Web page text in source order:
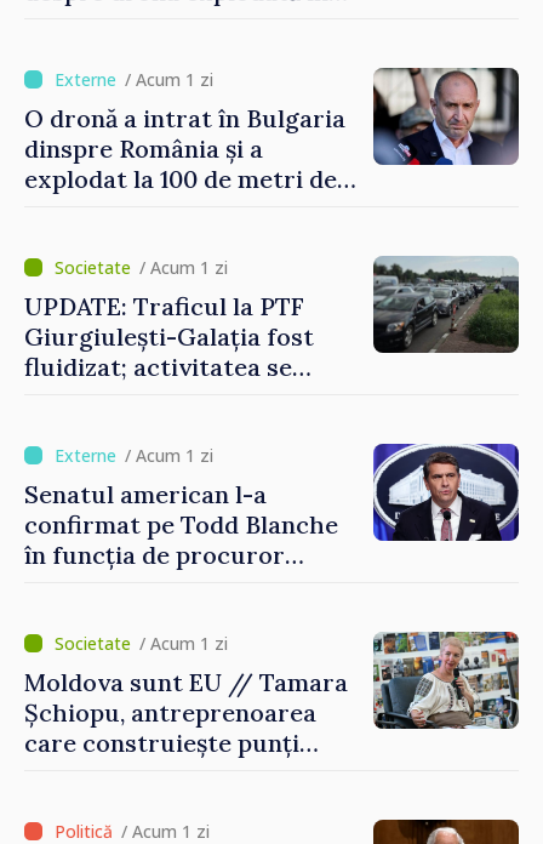
vehicul aerian”
/ Acum 1 zi
O dronă a intrat în Bulgaria
dinspre România și a
explodat la 100 de metri de
/ Acum 1 zi
UPDATE: Traficul la PTF
Giurgiulești-Galația fost
fluidizat; activitatea se
/ Acum 1 zi
Senatul american l-a
confirmat pe Todd Blanche
în funcția de procuror
/ Acum 1 zi
Moldova sunt EU // Tamara
Șchiopu, antreprenoarea
care construiește punți
/ Acum 1 zi